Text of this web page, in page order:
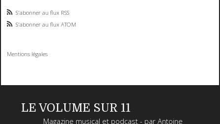
S'abonner au flux RSS
S'abonner au flux ATOM
Mentions légales
LE VOLUME SUR 11
Magazine musical et podcast - par Antoine